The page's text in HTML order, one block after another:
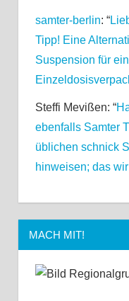
samter-berlin: “
Tipp! Eine
Suspension für
Steffi Mevißen: “
ebenfalls Samter
üblichen schnick
hinweisen; das
MACH MIT!